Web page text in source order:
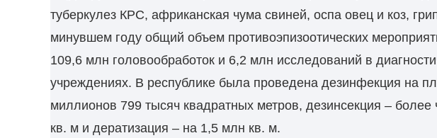
туберкулез КРС, африканская чума свиней, оспа овец и коз,
минувшем году общий объем противоэпизоотических
109,6 млн головообработок и 6,2 млн исследований в
учреждениях. В республике была проведена дезинфекция на
миллионов 799 тысяч квадратных метров, дезинсекция –
кв. м и дератизация – на 1,5 млн кв. м.